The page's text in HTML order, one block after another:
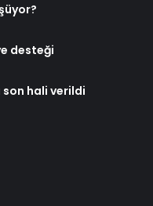
desteği
son hali verildi